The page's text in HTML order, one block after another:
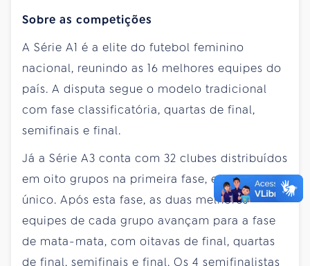
Sobre as competições
A Série A1 é a elite do futebol feminino
nacional, reunindo as 16 melhores equipes do
país. A disputa segue o modelo tradicional
com fase classificatória, quartas de final,
semifinais e final.
Já a Série A3 conta com 32 clubes distribuídos
em oito grupos na primeira fase, em turno
único. Após esta fase, as duas melhores
equipes de cada grupo avançam para a fase
de mata-mata, com oitavas de final, quartas
de final, semifinais e final. Os 4 semifinalistas